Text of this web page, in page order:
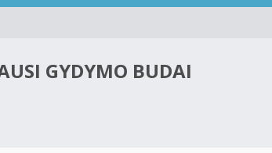
GYDYMO BUDAI